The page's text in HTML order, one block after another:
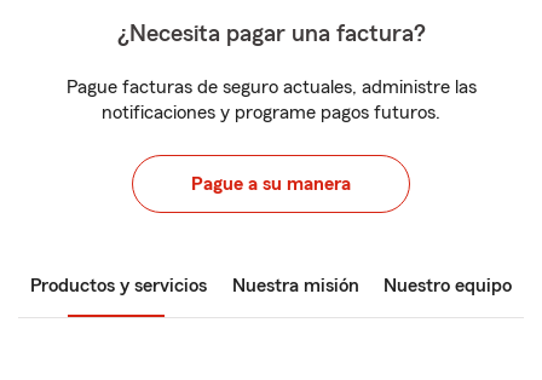
¿Necesita pagar una factura?
Pague facturas de seguro actuales, administre las
notificaciones y programe pagos futuros.
Pague a su manera
Productos y servicios Nuestra misión Nuestro equipo